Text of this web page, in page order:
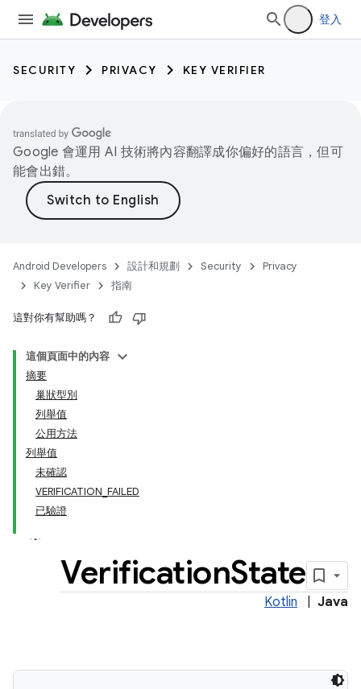
登入
SECURITY PRIVACY KEY VERIFIER
Google 會運用 AI 技術將內容翻譯成你偏好的語言，但可
能會出錯。
Android Developers 設計和規劃 Security
Privacy
Key Verifier
指南
這對你有幫助嗎？
這個頁面中的內容
摘要
巢狀型別
列舉值
公用方法
列舉值
未確認
VERIFICATION_FAILED
已驗證
VerificationState
Kotlin Java